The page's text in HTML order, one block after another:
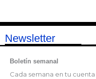
Newsletter
Boletín semanal
Cada semana en tu